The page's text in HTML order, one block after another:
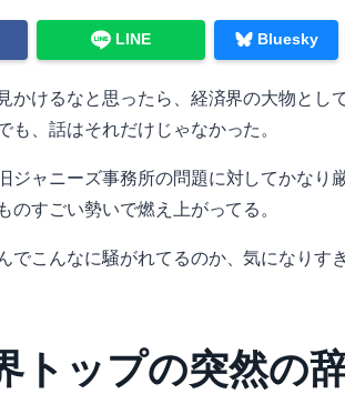
LINE Bluesky
かけるなと思ったら、経済界の大物とし
、話はそれだけじゃなかった。
ジャニーズ事務所の問題に対してかな
すごい勢いで燃え上がってる。
こんなに騒がれてるのか、気になりす
トップの突然の